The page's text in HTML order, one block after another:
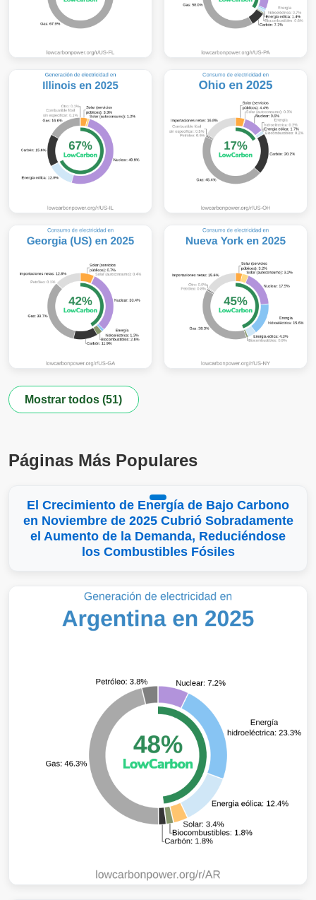
Mostrar todos (51)
Páginas Más Populares
El Crecimiento de Energía de Bajo Carbono
en Noviembre de 2025 Cubrió Sobradamente
el Aumento de la Demanda, Reduciéndose
los Combustibles Fósiles